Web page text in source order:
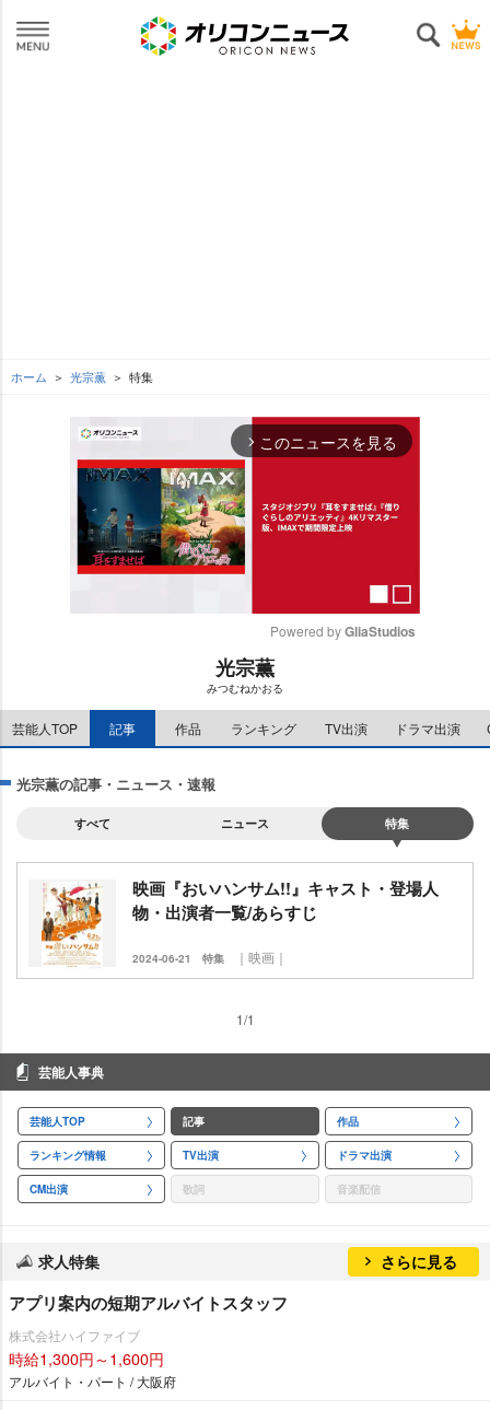
ホーム 光宗薫 特集
arrow_forward_ios このニュースを見る
e
Powered by GliaStudios
光宗薫
みつむねかおる
芸能人TOP 記事 作品 ランキング TV出演 ドラマ出演
光宗薫の記事・ニュース・速報
すべて ニュース 特集
映画『おいハンサム!!』キャスト・登場人
物・出演者一覧/あらすじ
2024-06-21 特集 ｜映画｜
1/1
芸能人事典
芸能人TOP 記事 作品
ランキング情報 TV出演 ドラマ出演
CM出演 歌詞 音楽配信
求人特集 さらに見る
アプリ案内の短期アルバイトスタッフ
株式会社ハイファイブ
時給1,300円～1,600円
アルバイト・パート / 大阪府